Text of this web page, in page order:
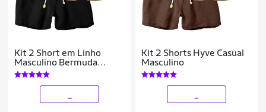
Kit 2 Short em Linho
Masculino Bermuda
Moderna e Confortável
Kit 2 Shorts Hyve Casual
Masculino